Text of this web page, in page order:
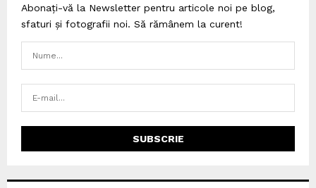
Abonați-vă la Newsletter pentru articole noi pe blog,
sfaturi și fotografii noi. Să rămânem la curent!